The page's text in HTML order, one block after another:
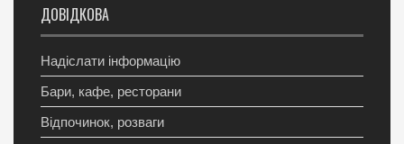
ДОВІДКОВА
Надіслати інформацію
Бари, кафе, ресторани
Відпочинок, розваги